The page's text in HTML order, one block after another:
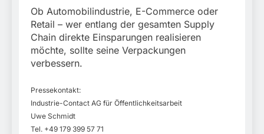
Ob Automobilindustrie, E-Commerce oder
Retail – wer entlang der gesamten Supply
Chain direkte Einsparungen realisieren
möchte, sollte seine Verpackungen
verbessern.
Pressekontakt:
Industrie-Contact AG für Öffentlichkeitsarbeit
Uwe Schmidt
Tel. +49 179 399 57 71